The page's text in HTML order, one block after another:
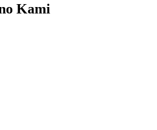
Kami